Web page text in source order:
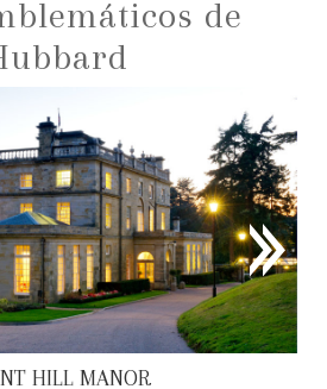
de
HILL MANOR